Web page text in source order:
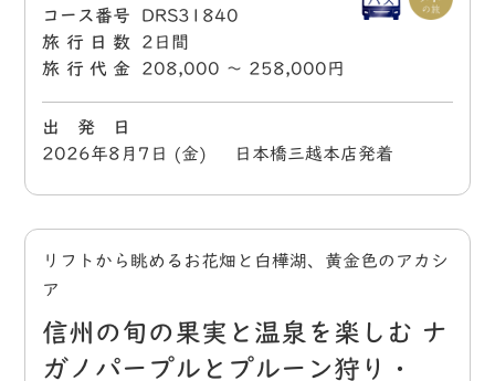
コース番号
DRS31840
旅行日数
2日間
旅行代金
208,000 〜 258,000円
出 発 日
2026年8月7日 (金) 日本橋三越本店発着
リフトから眺めるお花畑と白樺湖、黄金色のアカシ
ア
信州の旬の果実と温泉を楽しむ ナ
ガノパープルとプルーン狩り・